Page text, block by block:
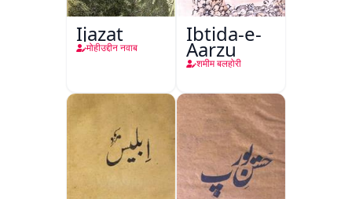
Ijazat
मोहीउद्दीन नवाब
Ibtida-e-
Aarzu
शमीम बलहोरी